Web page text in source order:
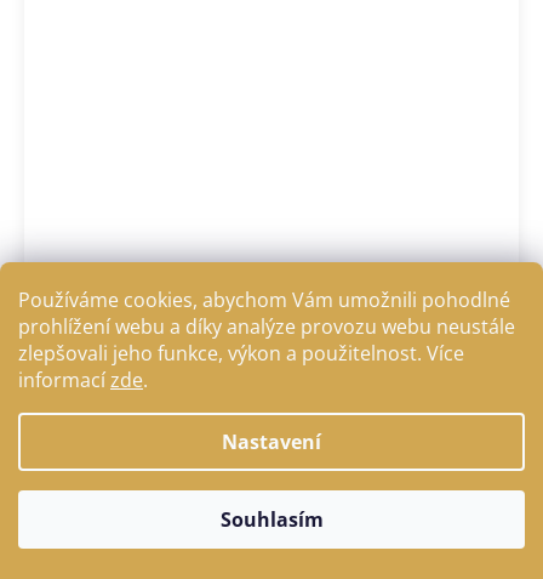
Používáme cookies, abychom Vám umožnili pohodlné
prohlížení webu a díky analýze provozu webu neustále
zlepšovali jeho funkce, výkon a použitelnost. Více
informacízde.
Nastavení
Souhlasím
Kamaše přední Boots breath, černé
1 540 Kč DETAIL
Výprodej